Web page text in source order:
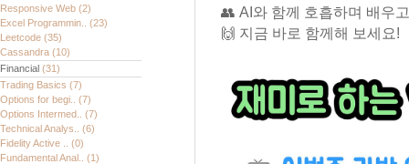
Responsive Web (2)
Excel Programmin.. (23)
Leetcode (35)
Cassandra (10)
Financial (31)
Trading Basics (7)
Options for begi.. (7)
Options Intermed.. (7)
Technical Analys.. (6)
Fidelity Active .. (0)
Fundamental Anal.. (1)
👥 AI와 함께 호흡하며 배우
🙌 지금 바로 함께해 보세요!